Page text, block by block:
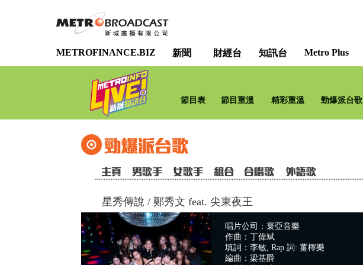
METROFINANCE.BIZ 新聞 財經台 知訊台 Metro Plus
節目表 節目重溫 精彩重溫 勁爆派台歌
星秀傳說 / 鄭秀文 feat. 尖東夜王
唱片公司：寰亞音樂
作曲：丁偉斌
填詞：李敏, Rap 詞: 薑檸樂
編曲：梁基爵